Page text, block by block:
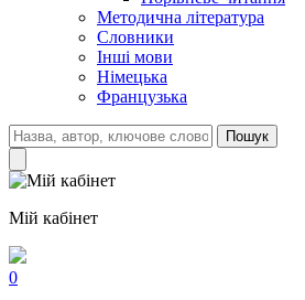
Методична література
Словники
Інші мови
Німецька
Французька
Пошук
Мій кабінет
0